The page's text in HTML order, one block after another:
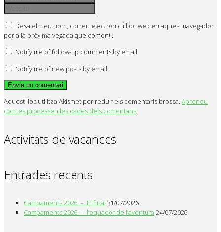
Desa el meu nom, correu electrònic i lloc web en aquest navegador
per a la pròxima vegada que comenti.
Notify me of follow-up comments by email.
Notify me of new posts by email.
Aquest lloc utilitza Akismet per reduir els comentaris brossa. Apreneu
com es processen les dades dels comentaris.
Activitats de vacances
Entrades recents
Campaments 2026 – El final 31/07/2026
Campaments 2026 – l’equador de l’aventura 24/07/2026